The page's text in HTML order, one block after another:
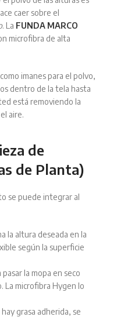
caer sobre el
. La FUNDA MARCO
microfibra de alta
imanes para el polvo,
dentro de la tela hasta
está removiendo la
aire.
de
de Planta)
se puede integrar al
la altura deseada en la
según la superficie
la mopa en seco
La microfibra Hygen lo
grasa adherida, se